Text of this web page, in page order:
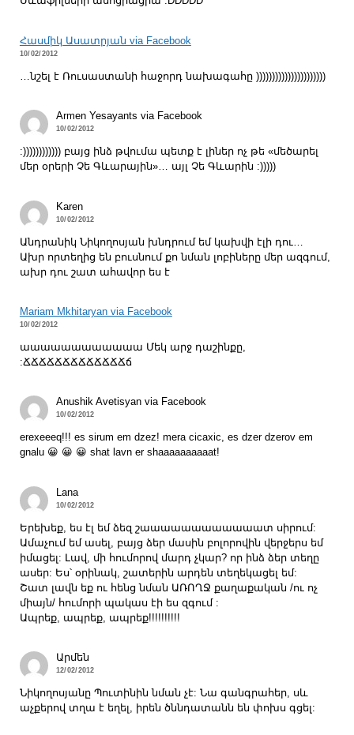
Հասմիկ Ասատրյան via Facebook
10/02/2012
…նշել է Ռուսաստանի հաջորդ նախագահը ))))))))))))))))))))))
Armen Yesayants via Facebook
10/02/2012
:)))))))))))) բայց ինձ թվումա պետք է լիներ ոչ թե «մեծարել
մեր օրերի Չե Գևարային»… այլ Չե Գևարին :)))))
Karen
10/02/2012
Անդրանիկ Նիկողոսյան խնդրում եմ կախվի էլի դու…
Ախր որտեղից են բուսնում քո նման լոբիները մեր ազգում,
ախր դու շատ ահավոր ես է
Mariam Mkhitaryan via Facebook
10/02/2012
աաաաաաաաաաաա Մեկ արջ դաշինքը,
:ՃՃՃՃՃՃՃՃՃՃՃՃՃճ
Anushik Avetisyan via Facebook
10/02/2012
erexeeeq!!! es sirum em dzez! mera cicaxic, es dzer dzerov em
gnalu 😀 😀 😀 shat lavn er shaaaaaaaaaat!
Lana
10/02/2012
Երեխեք, ես էլ եմ ձեզ շաաաաաաաաաաաատ սիրում:
Ամաչում եմ ասել, բայց ձեր մասին բոլորովին վերջերս եմ
իմացել: Լավ, մի հումորով մարդ չկար? որ ինձ ձեր տեղը
ասեր: Ես՝ օրինակ, շատերին արդեն տեղեկացել եմ:
Շատ լավն եք ու հենց նման ԱՌՈՂՋ քաղաքական /ու ոչ
միայն/ հումորի պակաս էի ես զգում :
Ապրեք, ապրեք, ապրեք!!!!!!!!!!
Արմեն
12/02/2012
Նիկողոսյանը Պուտինին նման չէ: Նա գանգրահեր, սև
աչքերով տղա է եղել, իրեն ծննդատանն են փոխս գցել: